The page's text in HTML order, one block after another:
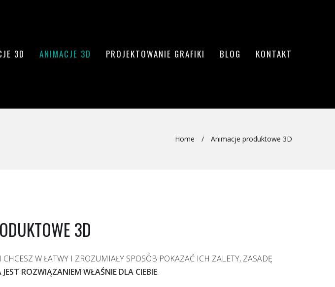
3D ANIMACJE 3D PROJEKTOWANIE GRAFIKI BLOG KONTAKT
Home / Animacje produktowe 3D
3D
W ŁATWY I ZROZUMIAŁY SPOSÓB POKAZAĆ ICH ZALETY, ZASADĘ
ROZWIĄZANIEM WŁAŚNIE DLA CIEBIE.